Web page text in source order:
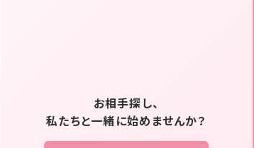
お相手探し、
私たちと一緒に始めませんか？